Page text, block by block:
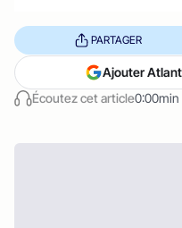
Écoutez cet article0:00min
PARTAGER
Ajouter